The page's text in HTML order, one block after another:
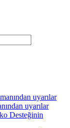
uyarılar